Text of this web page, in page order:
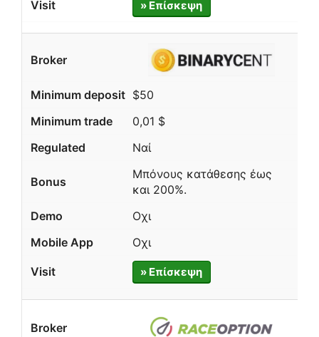
» Επίσκεψη
$50
0,01 $
Ναί
Μπόνους κατάθεσης έως
και 200%.
Οχι
Οχι
» Επίσκεψη